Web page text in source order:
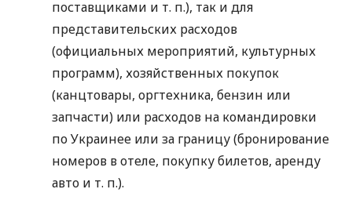
поставщиками и т. п.), так и для
представительских расходов
(официальных мероприятий, культурных
программ), хозяйственных покупок
(канцтовары, оргтехника, бензин или
запчасти) или расходов на командировки
по Украинее или за границу (бронирование
номеров в отеле, покупку билетов, аренду
авто и т. п.).